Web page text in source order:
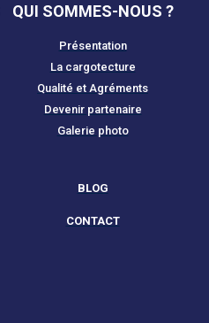
QUI SOMMES-NOUS ?
Présentation
La cargotecture
Qualité et Agréments
Devenir partenaire
Galerie photo
BLOG
CONTACT